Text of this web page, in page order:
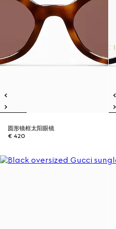
圆形镜框太阳眼镜
€ 420